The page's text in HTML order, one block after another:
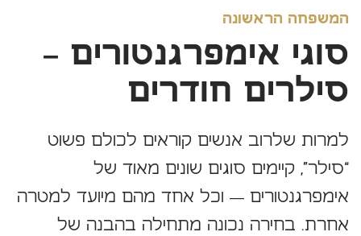
המשפחה הראשונה
סוגי אימפרגנטורים –
סילרים חודרים
למרות שלרוב אנשים קוראים לכולם פשוט
“סילר”, קיימים סוגים שונים מאוד של
אימפרגנטורים — וכל אחד מהם מיועד למטרה
אחרת. בחירה נכונה מתחילה בהבנה של